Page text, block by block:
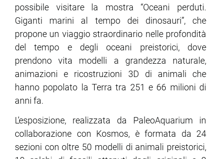
possibile visitare la mostra “Oceani perduti.
Giganti marini al tempo dei dinosauri”, che
propone un viaggio straordinario nelle profondità
del tempo e degli oceani preistorici, dove
prendono vita modelli a grandezza naturale,
animazioni e ricostruzioni 3D di animali che
hanno popolato la Terra tra 251 e 66 milioni di
anni fa.
L’esposizione, realizzata da PaleoAquarium in
collaborazione con Kosmos, è formata da 24
sezioni con oltre 50 modelli di animali preistorici,